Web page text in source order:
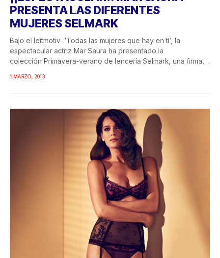
PRESENTA LAS DIFERENTES
MUJERES SELMARK
Bajo el leitmotiv ‘Todas las mujeres que hay en tí’, la
espectacular actriz Mar Saura ha presentado la
colección Primavera-verano de lencería Selmark, una firma,
1 MARZO, 2013